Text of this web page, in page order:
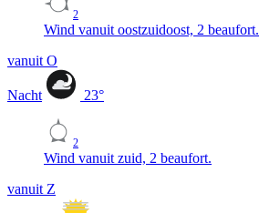
2
Wind vanuit oostzuidoost, 2 beaufort.
vanuit O
Nacht 23°
2
Wind vanuit zuid, 2 beaufort.
vanuit Z